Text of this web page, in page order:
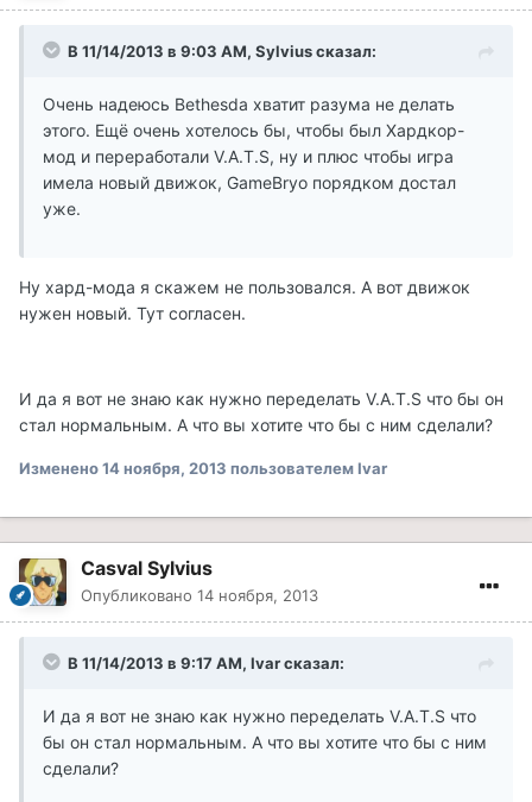
В 11/14/2013 в 9:03 AM, Sylvius сказал:
Очень надеюсь Bethesda хватит разума не делать
этого. Ещё очень хотелось бы, чтобы был Хардкор-
мод и переработали V.A.T.S, ну и плюс чтобы игра
имела новый движок, GameBryo порядком достал
уже.
Ну хард-мода я скажем не пользовался. А вот движок
нужен новый. Тут согласен.
И да я вот не знаю как нужно переделать V.A.T.S что бы он
стал нормальным. А что вы хотите что бы с ним сделали?
Изменено14 ноября, 2013 пользователем Ivar
Casval Sylvius
Опубликовано 14 ноября, 2013
В 11/14/2013 в 9:17 AM, Ivar сказал:
И да я вот не знаю как нужно переделать V.A.T.S что
бы он стал нормальным. А что вы хотите что бы с ним
сделали?